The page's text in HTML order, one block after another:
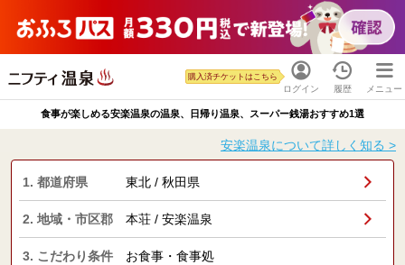
ログイン
購入済チケットはこちら
履歴 メニュー
食事が楽しめる安楽温泉の温泉、日帰り温泉、スーパー銭湯おすすめ1選
安楽温泉について詳しく知る >
1. 都道府県 東北 / 秋田県
2. 地域・市区郡 本荘 / 安楽温泉
3. こだわり条件 お食事・食事処